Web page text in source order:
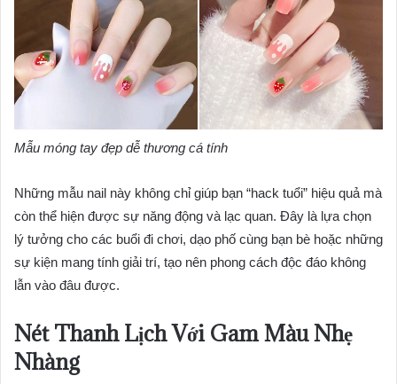
Mẫu móng tay đẹp dễ thương cá tính
Những mẫu nail này không chỉ giúp bạn “hack tuổi” hiệu quả mà
còn thể hiện được sự năng động và lạc quan. Đây là lựa chọn
lý tưởng cho các buổi đi chơi, dạo phố cùng bạn bè hoặc những
sự kiện mang tính giải trí, tạo nên phong cách độc đáo không
lẫn vào đâu được.
Nét Thanh Lịch Với Gam Màu Nhẹ
Nhàng